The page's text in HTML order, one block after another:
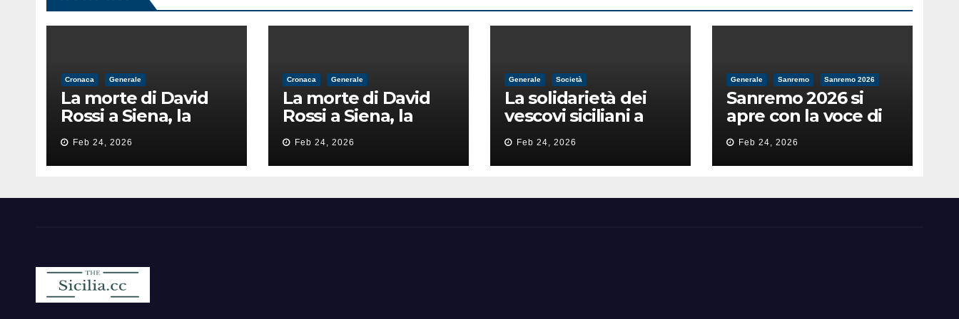
Cronaca Generale
La morte di David
Rossi a Siena, la
perizia lancia la
pista di
un’intimidazione
Feb 24, 2026
Cronaca Generale
La morte di David
Rossi a Siena, la
perizia lancia la
pista di
un’intimidazione
Feb 24, 2026
Generale Società
La solidarietà dei
vescovi siciliani a
Lorefice: «Ha difeso
il valore e la dignità
dell’umanità»
Feb 24, 2026
Generale Sanremo Sanremo 2026
Sanremo 2026 si
apre con la voce di
Pippo Baudo
Feb 24, 2026